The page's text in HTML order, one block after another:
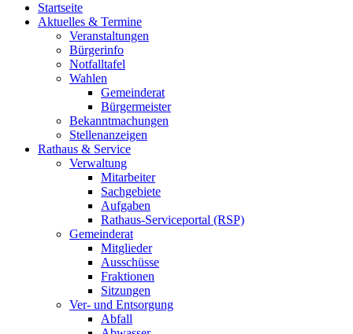
Startseite
Aktuelles & Termine
Veranstaltungen
Bürgerinfo
Notfalltafel
Wahlen
Gemeinderat
Bürgermeister
Bekanntmachungen
Stellenanzeigen
Rathaus & Service
Verwaltung
Mitarbeiter
Sachgebiete
Aufgaben
Rathaus-Serviceportal (RSP)
Gemeinderat
Mitglieder
Ausschüsse
Fraktionen
Sitzungen
Ver- und Entsorgung
Abfall